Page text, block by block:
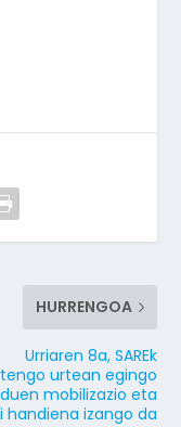
HURRENGOA
Urriaren 8a, SAREk
urtean egingo
duen mobilizazio eta
handiena izango da